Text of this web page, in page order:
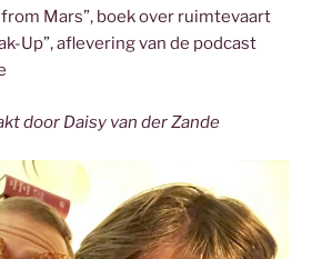
Mars”, boek over ruimtevaart
Up”, aflevering van de podcast
door Daisy van der Zande